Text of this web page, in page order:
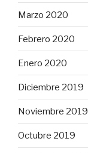
Marzo 2020
Febrero 2020
Enero 2020
Diciembre 2019
Noviembre 2019
Octubre 2019